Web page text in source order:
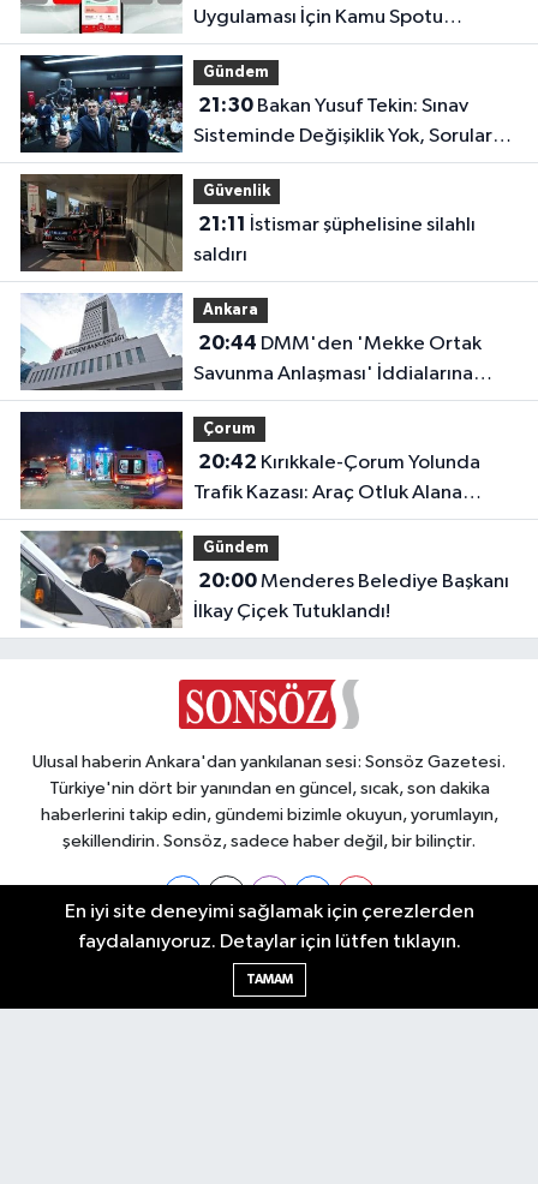
Uygulaması İçin Kamu Spotu
Yayında!
Gündem
21:30Bakan Yusuf Tekin: Sınav
Sisteminde Değişiklik Yok, Sorular
Yeni Müfredata Uygun Olacak
Güvenlik
21:11
saldırı
Ankara
20:44
Savunma Anlaşması' İddialarına
Yalanlama
Çorum
20:42
Trafik Kazası: Araç Otluk Alana
Devrildi, Yaralılar Var!
Gündem
20:00Menderes Belediye Başkanı
İlkay Çiçek Tutuklandı!
Ulusal haberin Ankara'dan yankılanan sesi: Sonsöz Gazetesi.
Türkiye'nin dört bir yanından en güncel, sıcak, son dakika
haberlerini takip edin, gündemi bizimle okuyun, yorumlayın,
şekillendirin. Sonsöz, sadece haber değil, bir bilinçtir.
Ankara Nöbetçi Eczaneler
En iyi site deneyimi sağlamak için çerezlerden
faydalanıyoruz. Detaylar için lütfen tıklayın.
TAMAM